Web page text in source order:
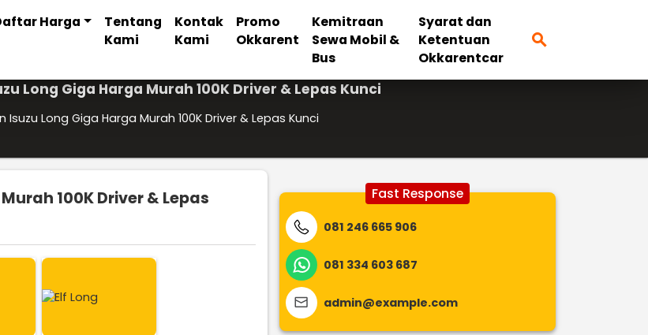
Harga
Tentang
Kami
Kontak
Kami
Promo
Okkarent
Kemitraan
Sewa Mobil &
Bus
Syarat dan
Ketentuan
Okkarentcar
search
Long Giga Harga Murah 100K Driver & Lepas Kunci
Isuzu Long Giga Harga Murah 100K Driver & Lepas Kunci
100K Driver & Lepas
Fast Response
081 246 665 906
081 334 603 687
admin@example.com